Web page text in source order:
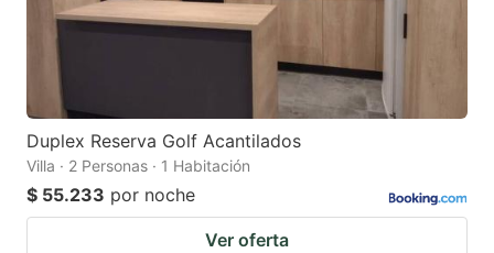
Duplex Reserva Golf Acantilados
Villa · 2 Personas · 1 Habitación
$ 55.233 por noche
Ver oferta